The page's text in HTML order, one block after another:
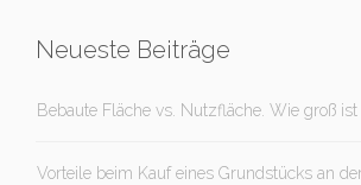
Neueste Beiträge
Bebaute Fläche vs. Nutzfläche. Wie groß
Vorteile beim Kauf eines Grundstücks an